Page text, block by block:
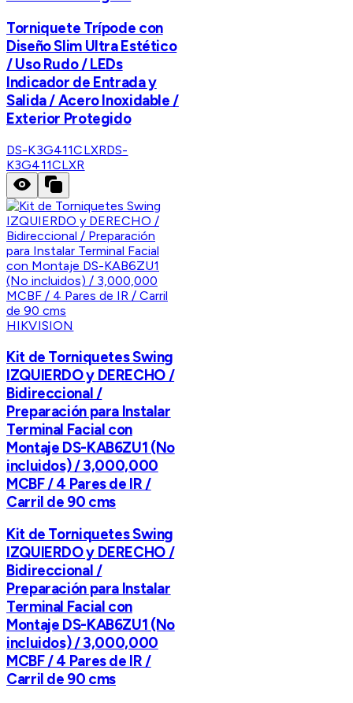
Torniquete Trípode con
Diseño Slim Ultra Estético
/ Uso Rudo / LEDs
Indicador de Entrada y
Salida / Acero Inoxidable /
Exterior Protegido
DS-K3G411CLXRDS-
K3G411CLXR
HIKVISION
Kit de Torniquetes Swing
IZQUIERDO y DERECHO /
Bidireccional /
Preparación para Instalar
Terminal Facial con
Montaje DS-KAB6ZU1 (No
incluidos) / 3,000,000
MCBF / 4 Pares de IR /
Carril de 90 cms
Kit de Torniquetes Swing
IZQUIERDO y DERECHO /
Bidireccional /
Preparación para Instalar
Terminal Facial con
Montaje DS-KAB6ZU1 (No
incluidos) / 3,000,000
MCBF / 4 Pares de IR /
Carril de 90 cms